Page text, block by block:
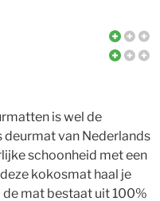
is wel de
deurmat van Nederlands
schoonheid met een
kokosmat haal je
mat bestaat uit 100%